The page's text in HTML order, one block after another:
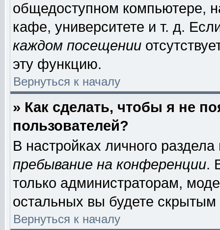
общедоступном компьютере,
кафе, университете и т. д.
каждом посещении
эту функцию.
Вернуться к началу
» Как сделать, чтобы я не
пользователей?
В настройках личного
пребывание на конференции.
только администраторам,
остальных вы будете скрытым
Вернуться к началу